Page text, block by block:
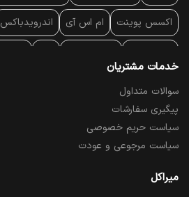
اکسس پوینت ام اس آی اندرویدباکس
پایه سقفی
پرده نمایش
تبلت و موبایل تجهیزات پسیو شبکه
تلویزیون
خدمات مشتریان
سوالات متداول
پیگیری سفارشات
سیاست حریم خصوصی
سیاست مرجوعی و عودت
میراکل